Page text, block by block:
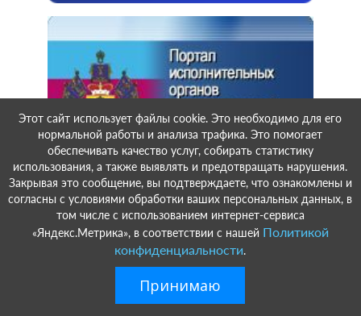
Этот сайт использует файлы cookie. Это необходимо для его
нормальной работы и анализа трафика. Это помогает
обеспечивать качество услуг, собирать статистику
использования, а также выявлять и предотвращать нарушения.
Закрывая это сообщение, вы подтверждаете, что ознакомлены и
согласны с условиями обработки ваших персональных данных, в
том числе с использованием интернет-сервиса
«Яндекс.Метрика», в соответствии с нашей Политикой
конфиденциальности.
Принимаю